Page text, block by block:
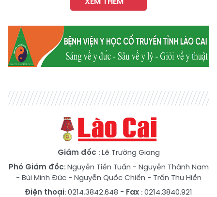
Giám đốc : Lê Trường Giang
Phó Giám đốc:Nguyễn Tiến Tuấn - Nguyễn Thành Nam
- Bùi Minh Đức- Nguyễn Quốc Chiến - Trần Thu Hiền
Điện thoại: 0214.3842.648 - Fax : 0214.3840.921